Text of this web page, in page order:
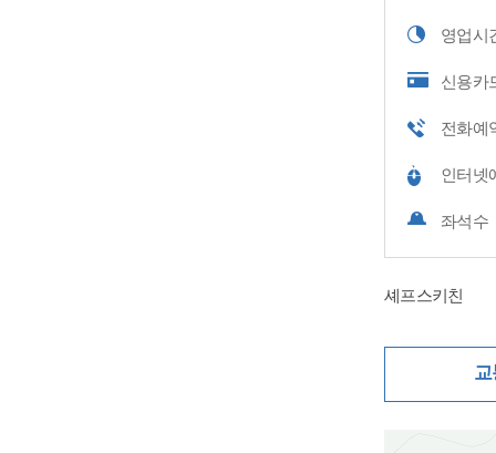
영업시
신용카
전화예
인터넷
좌석수
셰프스키친
교